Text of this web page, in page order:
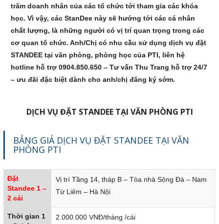
trăm doanh nhân của các tổ chức tới tham gia các khóa
học. Vì vậy, các StanDee này sẽ hướng tới các cá nhân
chất lượng, là những người có vị trí quan trọng trong các
cơ quan tổ chức. Anh/Chị có nhu cầu sử dụng dịch vụ đặt
STANDEE tại văn phòng, phòng học của PTI, liên hệ
hotline hỗ trợ 0904.850.650 – Tư vấn Thu Trang hỗ trợ 24/7
– ưu đãi đặc biệt dành cho anh/chị đăng ký sớm.
DỊCH VỤ ĐẶT STANDEE TẠI VĂN PHÒNG PTI
BẢNG GIÁ DỊCH VỤ ĐẶT STANDEE TẠI VĂN
PHÒNG PTI
Đặt
Standee 1 –
2 cái
Vị trí Tầng 14, tháp B – Tòa nhà Sông Đà – Nam
Từ Liêm – Hà Nội
Thời gian 1
2.000.000 VNĐ/tháng /cái